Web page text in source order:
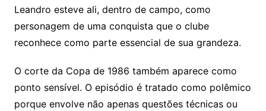
Leandro esteve ali, dentro de campo, como
personagem de uma conquista que o clube
reconhece como parte essencial de sua grandeza.
O corte da Copa de 1986 também aparece como
ponto sensível. O episódio é tratado como polêmico
porque envolve não apenas questões técnicas ou